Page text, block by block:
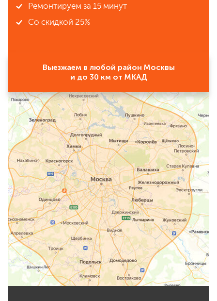
Ремонтируем за 15 минут
Со скидкой 25%
Выезжаем в любой район Москвы
и до 30 км от МКАД